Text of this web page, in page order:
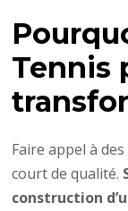
Tennis
Faire appel à
court de qualité.
construction